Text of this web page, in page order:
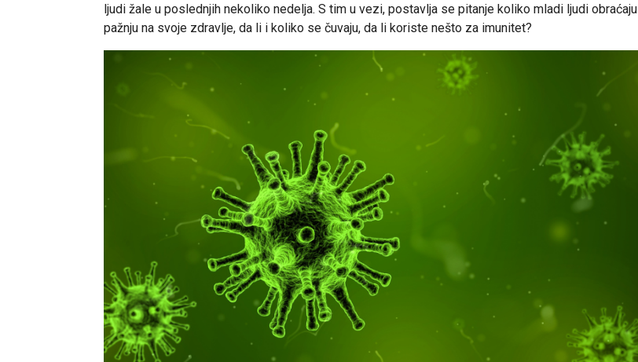
ljudi žale u poslednjih nekoliko nedelja. S tim u vezi, postavlja se pitanje koliko mladi ljudi obraćaju
pažnju na svoje zdravlje, da li i koliko se čuvaju, da li koriste nešto za imunitet?